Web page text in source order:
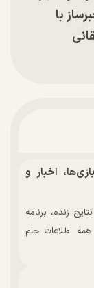
با
برنامه بازی‌ها، اخبار و
2026 به همراه نتایج زنده، برنامه
اطلاعات جام